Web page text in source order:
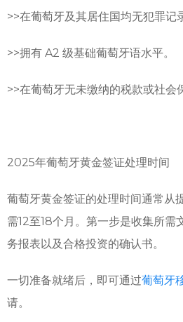
>>在葡萄牙及其居住国均无犯罪记
>>拥有 A2 级基础葡萄牙语水平。
>>在葡萄牙无未缴纳的税款或社会
2025年葡萄牙黄金签证处理时间
葡萄牙黄金签证的处理时间通常从
需12至18个月。第一步是收集所需
务报表以及合格投资的确认书。
一切准备就绪后，即可通过葡萄牙
请。